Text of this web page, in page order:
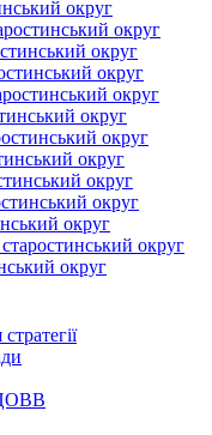
округ
округ
округ
округ
округ
округ
округ
округ
округ
округ
округ
округ
округ
ЦОВВ